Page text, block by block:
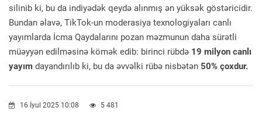
silinib ki, bu da indiyədək qeydə alınmış ən yüksək göstəricidir.
Bundan əlavə, TikTok-un moderasiya texnologiyaları canlı
yayımlarda İcma Qaydalarını pozan məzmunun daha sürətli
müəyyən edilməsinə kömək edib: birinci rübdə 19 milyon canlı
yayım dayandırılıb ki, bu da əvvəlki rübə nisbətən 50% çoxdur.
16 İyul 2025 10:08 5 481